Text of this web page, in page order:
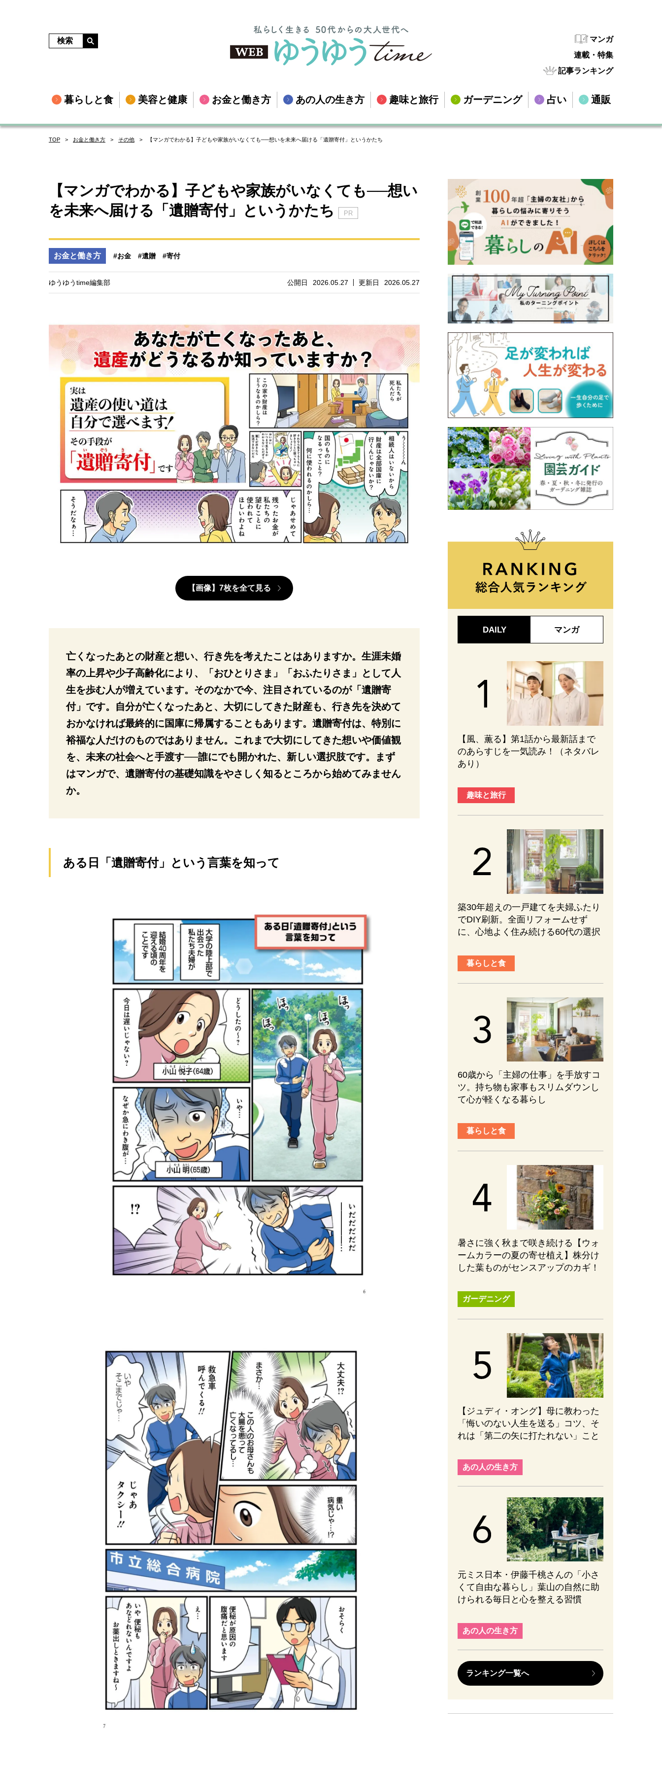
マンガ
連載・特集
記事ランキング
暮らしと食 美容と健康 お金と働き方 あの人の生き方 趣味と旅行 ガーデニング 占い 通販
TOP お金と働き方 その他 【マンガでわかる】子どもや家族がいなくても──想いを未来へ届ける「遺贈寄付」というかたち
【マンガでわかる】子どもや家族がいなくても──想い
を未来へ届ける「遺贈寄付」というかたち
PR
お金と働き方 #お金 #遺贈 #寄付
公開日 2026.05.27 更新日 2026.05.27
ゆうゆうtime編集部
【画像】7枚を全て見る
亡くなったあとの財産と想い、行き先を考えたことはありますか。生涯未婚
率の上昇や少子高齢化により、「おひとりさま」「おふたりさま」として人
生を歩む人が増えています。そのなかで今、注目されているのが「遺贈寄
付」です。自分が亡くなったあと、大切にしてきた財産も、行き先を決めて
おかなければ最終的に国庫に帰属することもあります。遺贈寄付は、特別に
裕福な人だけのものではありません。これまで大切にしてきた想いや価値観
を、未来の社会へと手渡す──誰にでも開かれた、新しい選択肢です。まず
はマンガで、遺贈寄付の基礎知識をやさしく知るところから始めてみません
か。
ある日「遺贈寄付」という言葉を知って
DAILY マンガ
【風、薫る】第1話から最新話まで
のあらすじを一気読み！（ネタバレ
あり）
趣味と旅行
築30年超えの一戸建てを夫婦ふたり
でDIY刷新。全面リフォームせず
に、心地よく住み続ける60代の選択
暮らしと食
60歳から「主婦の仕事」を手放すコ
ツ。持ち物も家事もスリムダウンし
て心が軽くなる暮らし
暮らしと食
暑さに強く秋まで咲き続ける【ウォ
ームカラーの夏の寄せ植え】株分け
した葉ものがセンスアップのカギ！
ガーデニング
【ジュディ・オング】母に教わった
「悔いのない人生を送る」コツ、そ
れは「第二の矢に打たれない」こと
あの人の生き方
元ミス日本・伊藤千桃さんの「小さ
くて自由な暮らし」葉山の自然に助
けられる毎日と心を整える習慣
あの人の生き方
ランキング一覧へ